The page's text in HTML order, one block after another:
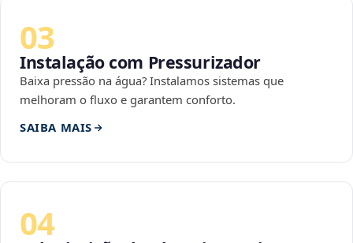
03
Instalação com Pressurizador
Baixa pressão na água? Instalamos sistemas que
melhoram o fluxo e garantem conforto.
SAIBA MAIS
04